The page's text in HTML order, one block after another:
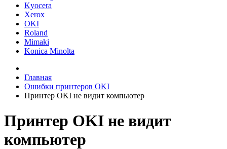
Kyocera
Xerox
OKI
Roland
Mimaki
Konica Minolta
Главная
Ошибки принтеров OKI
Принтер OKI не видит компьютер
Принтер OKI не видит
компьютер